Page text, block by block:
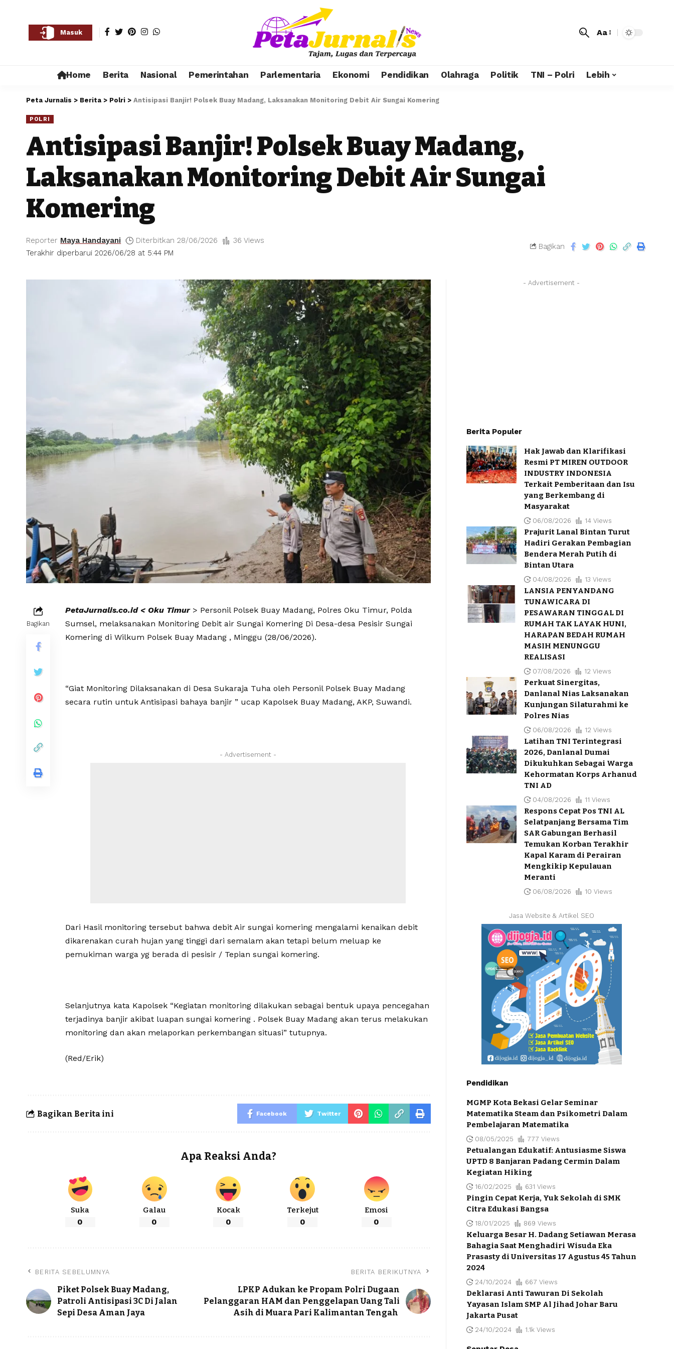
Masuk Aa
Home Berita Nasional Pemerintahan Parlementaria Ekonomi Pendidikan Olahraga Politik TNI – Polri Lebih
Peta Jurnalis > Berita > Polri > Antisipasi Banjir! Polsek Buay Madang, Laksanakan Monitoring Debit Air Sungai Komering
POLRI
Antisipasi Banjir! Polsek Buay Madang,
Laksanakan Monitoring Debit Air Sungai
Komering
Terakhir diperbarui 2026/06/28 at 5:44 PM
Reporter Maya Handayani Diterbitkan 28/06/2026 36 Views
Bagikan
Bagikan
PetaJurnalis.co.id < Oku Timur> Personil Polsek Buay Madang, Polres Oku Timur, Polda
Sumsel, melaksanakan Monitoring Debit air Sungai Komering Di Desa-desa Pesisir Sungai
Komering di Wilkum Polsek Buay Madang , Minggu (28/06/2026).
“Giat Monitoring Dilaksanakan di Desa Sukaraja Tuha oleh Personil Polsek Buay Madang
secara rutin untuk Antisipasi bahaya banjir ” ucap Kapolsek Buay Madang, AKP, Suwandi.
- Advertisement -
Dari Hasil monitoring tersebut bahwa debit Air sungai komering mengalami kenaikan debit
dikarenakan curah hujan yang tinggi dari semalam akan tetapi belum meluap ke
pemukiman warga yg berada di pesisir / Tepian sungai komering.
Selanjutnya kata Kapolsek “Kegiatan monitoring dilakukan sebagai bentuk upaya pencegahan
terjadinya banjir akibat luapan sungai komering . Polsek Buay Madang akan terus melakukan
monitoring dan akan melaporkan perkembangan situasi” tutupnya.
(Red/Erik)
Bagikan Berita ini Facebook Twitter
Apa Reaksi Anda?
Suka
0
Galau
0
Kocak
0
Terkejut
0
Emosi
0
BERITA SEBELUMNYA
Piket Polsek Buay Madang,
Patroli Antisipasi 3C Di Jalan
Sepi Desa Aman Jaya
BERITA BERIKUTNYA
LPKP Adukan ke Propam Polri Dugaan
Pelanggaran HAM dan Penggelapan Uang Tali
Asih di Muara Pari Kalimantan Tengah
- Advertisement -
Berita Populer
Hak Jawab dan Klarifikasi
Resmi PT MIREN OUTDOOR
INDUSTRY INDONESIA
Terkait Pemberitaan dan Isu
yang Berkembang di
Masyarakat
06/08/2026 14 Views
Prajurit Lanal Bintan Turut
Hadiri Gerakan Pembagian
Bendera Merah Putih di
Bintan Utara
04/08/2026 13 Views
LANSIA PENYANDANG
TUNAWICARA DI
PESAWARAN TINGGAL DI
RUMAH TAK LAYAK HUNI,
HARAPAN BEDAH RUMAH
MASIH MENUNGGU
REALISASI
07/08/2026 12 Views
Perkuat Sinergitas,
Danlanal Nias Laksanakan
Kunjungan Silaturahmi ke
Polres Nias
06/08/2026 12 Views
Latihan TNI Terintegrasi
2026, Danlanal Dumai
Dikukuhkan Sebagai Warga
Kehormatan Korps Arhanud
TNI AD
04/08/2026 11 Views
Respons Cepat Pos TNI AL
Selatpanjang Bersama Tim
SAR Gabungan Berhasil
Temukan Korban Terakhir
Kapal Karam di Perairan
Mengkikip Kepulauan
Meranti
06/08/2026 10 Views
Jasa Website & Artikel SEO
Pendidikan
MGMP Kota Bekasi Gelar Seminar
Matematika Steam dan Psikometri Dalam
Pembelajaran Matematika
08/05/2025 777 Views
Petualangan Edukatif: Antusiasme Siswa
UPTD 8 Banjaran Padang Cermin Dalam
Kegiatan Hiking
16/02/2025 631 Views
Pingin Cepat Kerja, Yuk Sekolah di SMK
Citra Edukasi Bangsa
18/01/2025 869 Views
Keluarga Besar H. Dadang Setiawan Merasa
Bahagia Saat Menghadiri Wisuda Eka
Prasasty di Universitas 17 Agustus 45 Tahun
2024
24/10/2024 667 Views
Deklarasi Anti Tawuran Di Sekolah
Yayasan Islam SMP Al Jihad Johar Baru
Jakarta Pusat
24/10/2024 1.1k Views